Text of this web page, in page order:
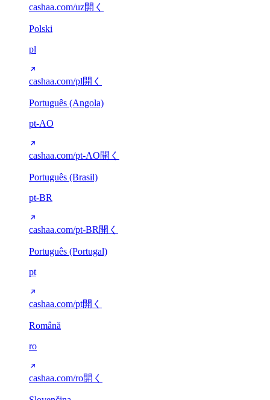
cashaa.com/uz開く
Polski
pl
cashaa.com/pl開く
Português (Angola)
pt-AO
cashaa.com/pt-AO開く
Português (Brasil)
pt-BR
cashaa.com/pt-BR 開く
Português (Portugal)
pt
cashaa.com/pt開く
Română
ro
cashaa.com/ro開く